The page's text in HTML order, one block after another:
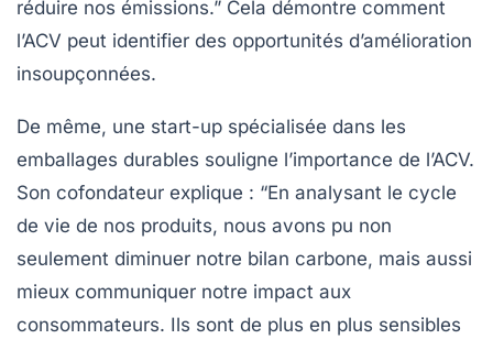
réduire nos émissions.” Cela démontre comment
l’ACV peut identifier des opportunités d’amélioration
insoupçonnées.
De même, une start-up spécialisée dans les
emballages durables souligne l’importance de l’ACV.
Son cofondateur explique : “En analysant le cycle
de vie de nos produits, nous avons pu non
seulement diminuer notre bilan carbone, mais aussi
mieux communiquer notre impact aux
consommateurs. Ils sont de plus en plus sensibles